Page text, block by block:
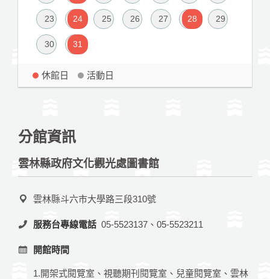
23 24 25 26 27 28 29
30 31
休館日 活動日
分館資訊
雲林縣政府文化觀光處圖書館
雲林縣斗六市大學路三段310號
服務台專線電話 05-5523137、05-5523211
開館時間
1.開架式閱覽室、視聽期刊閱覽室、兒童閱覽室、雲林